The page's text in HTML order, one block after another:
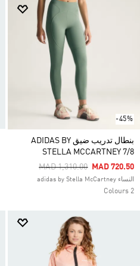
-45%
بنطال تدريب ضيق ADIDAS BY
STELLA MCCARTNEY 7/8
Price Reduced From
MAD 1,310.00ToMAD 720.50
النساء adidas by Stella McCartney
2 Colours